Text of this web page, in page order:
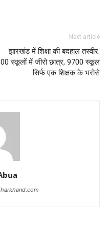
Next article
झारखंड में शिक्षा की बदहाल तस्वीर:
स्कूलों में जीरो छात्र, 9700 स्कूल
सिर्फ एक शिक्षक के भरोसे